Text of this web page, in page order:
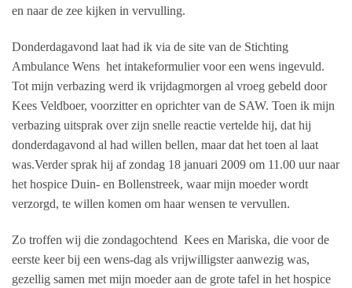
en naar de zee kijken in vervulling.
Donderdagavond laat had ik via de site van de Stichting
Ambulance Wens het intakeformulier voor een wens ingevuld.
Tot mijn verbazing werd ik vrijdagmorgen al vroeg gebeld door
Kees Veldboer, voorzitter en oprichter van de SAW. Toen ik mijn
verbazing uitsprak over zijn snelle reactie vertelde hij, dat hij
donderdagavond al had willen bellen, maar dat het toen al laat
was.Verder sprak hij af zondag 18 januari 2009 om 11.00 uur naar
het hospice Duin- en Bollenstreek, waar mijn moeder wordt
verzorgd, te willen komen om haar wensen te vervullen.
Zo troffen wij die zondagochtend Kees en Mariska, die voor de
eerste keer bij een wens-dag als vrijwilligster aanwezig was,
gezellig samen met mijn moeder aan de grote tafel in het hospice